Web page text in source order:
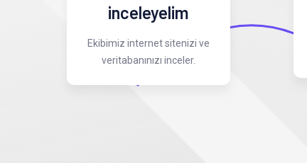
inceleyelim
Ekibimiz internet sitenizi ve
veritabanınızı inceler.